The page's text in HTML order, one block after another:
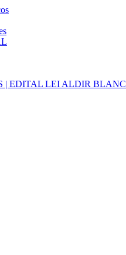
| EDITAL LEI ALDIR BLANC